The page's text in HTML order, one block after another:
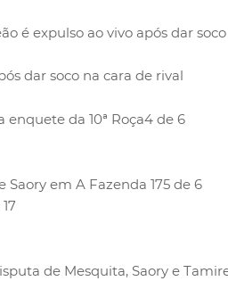
dar soco na cara de rival
4 de 6
5 de 6